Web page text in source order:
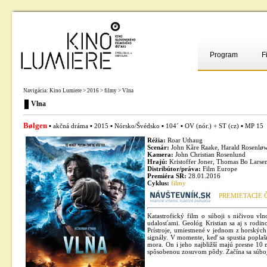
Program
Navigácia: Kino Lumiere > 2016 > filmy > Vlna
Vlna
Bølgen ▪ akčná dráma ▪ 2015 ▪ Nórsko/Švédsko ▪ 104´ ▪ OV (nór.) + ST (cz) ▪ MP 15
Réžia: Roar Uthaug
Scenár: John Kåre Raake, Harald
Kamera: John Christian Rosenlund
Hrajú: Kristoffer Joner, Thomas Bo
Distribútor/práva: Film Europe
Premiéra SR: 28.01.2016
Cyklus: filmy
PREMIETACIE
Katastrofický film o súboji s ničivou
udalosťami. Geológ Kristian sa aj s
Prístroje, umiestnené v jednom z
signály. V momente, keď sa spustia
mora. On i jeho najbližší majú presne 10
spôsobenou zosuvom pôdy. Začína sa